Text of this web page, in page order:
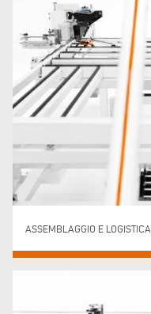
ASSEMBLAGGIO E LOGISTICA